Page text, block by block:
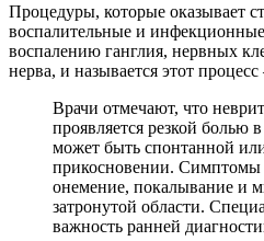
Процедуры, которые оказывает
воспалительные и
воспалению ганглия, нервных
нерва, и называется этот
Врачи отмечают, что
проявляется резкой болью
может быть спонтанной
прикосновении. Симптомы
онемение, покалывание и
затронутой области.
важность ранней